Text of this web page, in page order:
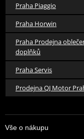
Praha Piaggio
Praha Horwin
Praha Prodejna
doplňků
Praha Servis
Prodejna QJ Motor
Vše o nákupu